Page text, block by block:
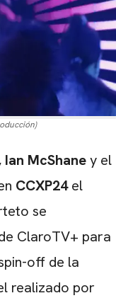
McShaney el
CCXP24el
se
ClaroTV+ para
off de la
realizado por